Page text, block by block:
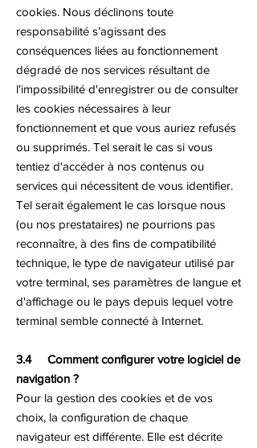
cookies. Nous déclinons toute
responsabilité s’agissant des
conséquences liées au fonctionnement
dégradé de nos services résultant de
l'impossibilité d'enregistrer ou de consulter
les cookies nécessaires à leur
fonctionnement et que vous auriez refusés
ou supprimés. Tel serait le cas si vous
tentiez d'accéder à nos contenus ou
services qui nécessitent de vous identifier.
Tel serait également le cas lorsque nous
(ou nos prestataires) ne pourrions pas
reconnaître, à des fins de compatibilité
technique, le type de navigateur utilisé par
votre terminal, ses paramètres de langue et
d'affichage ou le pays depuis lequel votre
terminal semble connecté à Internet.
3.4 Comment configurer votre logiciel de
navigation ?
Pour la gestion des cookies et de vos
choix, la configuration de chaque
navigateur est différente. Elle est décrite